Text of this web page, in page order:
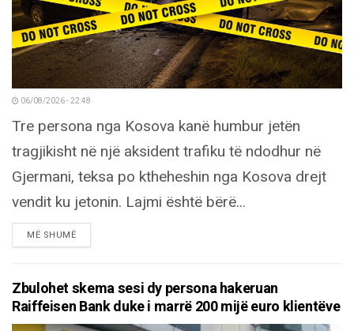
06/08/2026 - 22:48
Tre persona nga Kosova kanë humbur jetën
tragjikisht në një aksident trafiku të ndodhur në
Gjermani, teksa po ktheheshin nga Kosova drejt
vendit ku jetonin. Lajmi është bërë...
MË SHUMËDETAILS
Zbulohet skema sesi dy persona hakeruan
Raiffeisen Bank duke i marrë 200 mijë euro klientëve